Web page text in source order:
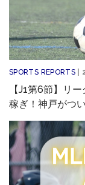
SPORTS REPORTS |
【J1第6節】リ
稼ぎ！神戸がつ